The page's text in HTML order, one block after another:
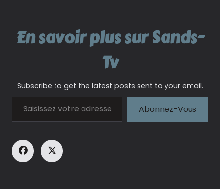
En savoir plus sur Sands-
Tv
Subscribe to get the latest posts sent to your email.
Abonnez-Vous